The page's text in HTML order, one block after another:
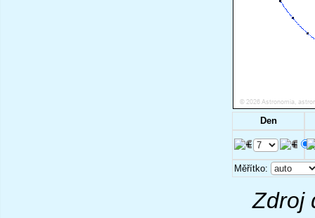
Den
.
Měřítko:
Zdroj